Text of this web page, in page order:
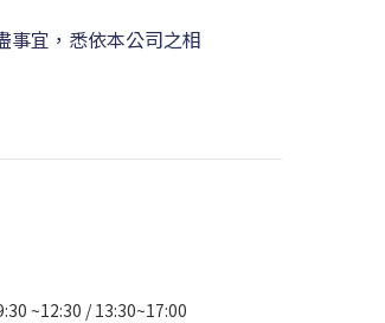
事宜，悉依本公司之相
~12:30 / 13:30~17:00